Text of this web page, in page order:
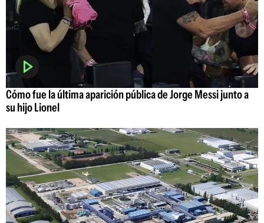
Cómo fue la última aparición pública de Jorge Messi junto a
su hijo Lionel